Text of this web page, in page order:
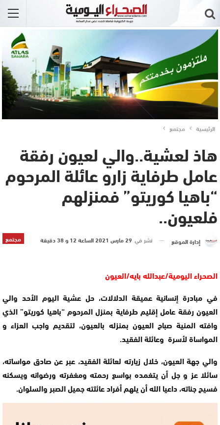
الرئيسية مجتمع
هاذ لعشية..والي لعيون رفقة
عامل طرفاية زارو عائلة المرحوم
“باهيا كوريتو” فمنزلهم
فلعيون..
مجتمع إدارة الموقع نشر في 29 مارس 2021 الساعة 12 و 38 دقيقة
الصحراء اليومية/عبدالله بايه/العيون
في مبادرة إنسانية عميقة الدلالات، حل عشية اليوم الأحد والي
العيون رفقة عامل إقليم طرفاية بمنزل المرحوم “باهيا كوريتو” الذي
وافته المنية صباح العيون بمنزله بالعيون، لتقديم واجب العزاء و
المواساة لأسرة وعائلة الفقيد.
والي جهة العيون، خلال زيارته لعائلة الفقيد، عبر عن صادق مواساته،
سائلا عز و جل أن يتغمده بواسع رحمته ومغفرته ورضوانه ويسكنه
فسيح جناته، داعيا الله أن يلهم أفراد عائلته جميل الصبر والسلوان.